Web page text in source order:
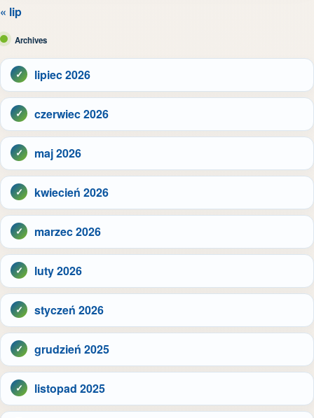
« lip
Archives
lipiec 2026
czerwiec 2026
maj 2026
kwiecień 2026
marzec 2026
luty 2026
styczeń 2026
grudzień 2025
listopad 2025